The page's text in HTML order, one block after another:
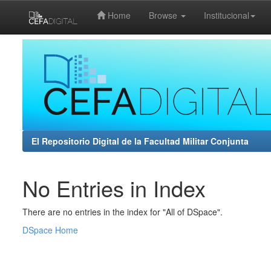
Home Browse Institucional
El Repositorio Digital de la Facultad Militar Conjunta
No Entries in Index
There are no entries in the index for "All of DSpace".
DSpace Home